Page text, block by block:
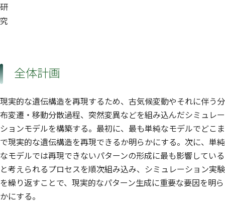
研
究
全体計画
現実的な遺伝構造を再現するため、古気候変動やそれに伴う分
布変遷・移動分散過程、突然変異などを組み込んだシミュレー
ションモデルを構築する。最初に、最も単純なモデルでどこま
で現実的な遺伝構造を再現できるか明らかにする。次に、単純
なモデルでは再現できないパターンの形成に最も影響している
と考えられるプロセスを順次組み込み、シミュレーション実験
を繰り返すことで、現実的なパターン生成に重要な要因を明ら
かにする。